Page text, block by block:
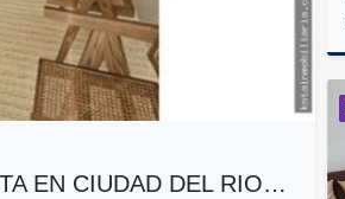
EN CIUDAD DEL RIO…